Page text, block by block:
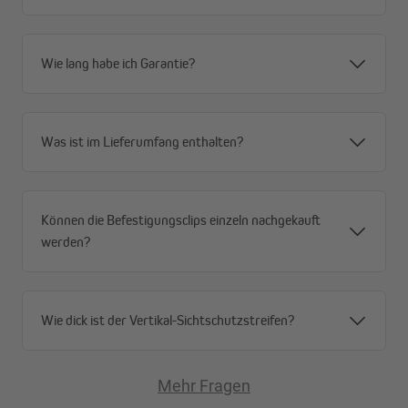
Formstabil & modernes Design
Rillenstruktur verleiht deinem Zaun eine moderne Note.
Dank der hohen UV-Beständigkeit bleiben die Farben lange Zeit
Wie lang habe ich Garantie?
Was ist im Lieferumfang enthalten?
Können die Befestigungsclips einzeln nachgekauft
werden?
Wie dick ist der Vertikal-Sichtschutzstreifen?
Mehr Fragen